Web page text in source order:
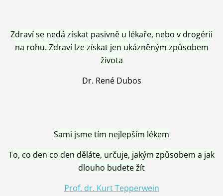
Zdraví se nedá získat pasivně u lékaře, nebo v drogérii
na rohu. Zdraví lze získat jen ukázněným způsobem
života
Dr. René Dubos
Sami jsme tím nejlepším lékem
To, co den co den děláte, určuje, jakým způsobem a jak
dlouho budete žít
Prof. dr. Kurt Tepperwein